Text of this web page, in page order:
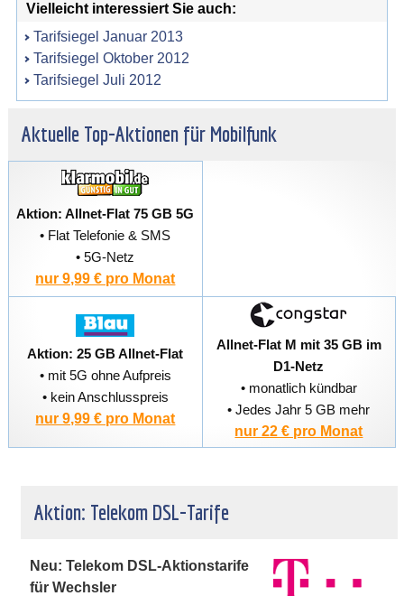
Vielleicht interessiert Sie auch:
Tarifsiegel Januar 2013
Tarifsiegel Oktober 2012
Tarifsiegel Juli 2012
Aktuelle Top-Aktionen für Mobilfunk
Aktion: Allnet-Flat 75 GB 5G
• Flat Telefonie & SMS
• 5G-Netz
nur 9,99 € pro Monat
Aktion: 25 GB Allnet-Flat
• mit 5G ohne Aufpreis
• kein Anschlusspreis
nur 9,99 € pro Monat
Allnet-Flat M mit 35 GB im
D1-Netz
• monatlich kündbar
• Jedes Jahr 5 GB mehr
nur 22 € pro Monat
Aktion: Telekom DSL-Tarife
Neu: Telekom DSL-Aktionstarife
für Wechsler